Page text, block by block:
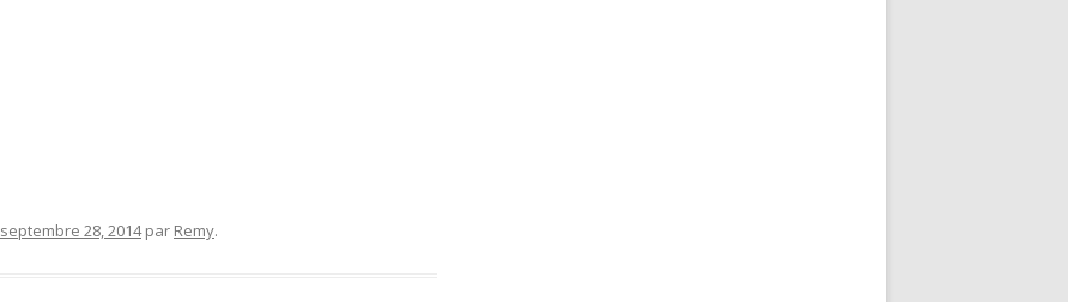
septembre 28, 2014 par Remy.